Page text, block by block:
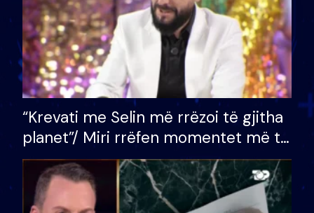
“Krevati me Selin më rrëzoi të gjitha
planet”/ Miri rrëfen momentet më të
bukura në shtëpinë e BB VIP: Do më
mungojë zilja e mëngjesit kur…